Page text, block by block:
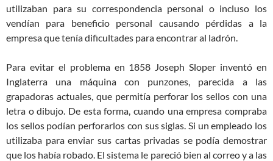
utilizaban para su correspondencia personal o incluso los
vendían para beneficio personal causando pérdidas a la
empresa que tenía dificultades para encontrar al ladrón.
Para evitar el problema en 1858 Joseph Sloper inventó en
Inglaterra una máquina con punzones, parecida a las
grapadoras actuales, que permitía perforar los sellos con una
letra o dibujo. De esta forma, cuando una empresa compraba
los sellos podían perforarlos con sus siglas. Si un empleado los
utilizaba para enviar sus cartas privadas se podía demostrar
que los había robado. El sistema le pareció bien al correo y a las